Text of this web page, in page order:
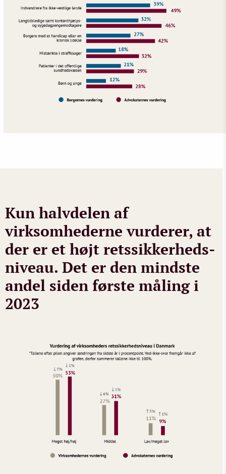
Kun halvdelen af
virksomhederne vurderer, at
der er et højt retssikkerheds­
niveau. Det er den mindste
andel siden første måling i
2023